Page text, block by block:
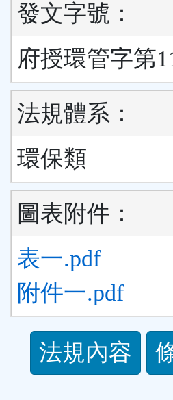
發文字號：
府授環管字第
法規體系：
環保類
圖表附件：
表一.pdf
附件一.pdf
規
法規內容